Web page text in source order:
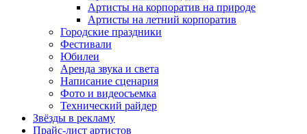
Артисты на корпоратив на природе
Артисты на летний корпоратив
Городские праздники
Фестивали
Юбилеи
Аренда звука и света
Написание сценария
Фото и видеосъемка
Технический райдер
Звёзды в рекламу
Прайс-лист артистов